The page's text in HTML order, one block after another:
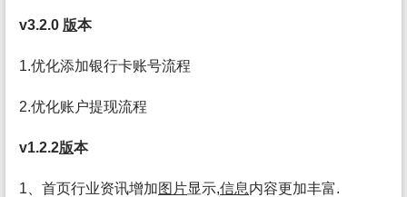
v3.2.0 版本
1.优化添加银行卡账号流程
2.优化账户提现流程
v1.2.2版本
1、首页行业资讯增加图片显示,信息内容更加丰富.